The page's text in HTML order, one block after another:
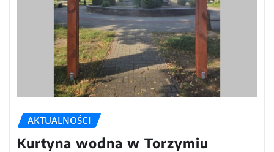
AKTUALNOŚCI
Kurtyna wodna w Torzymiu